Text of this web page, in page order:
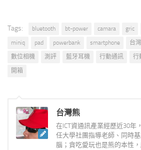
Tags: bluetooth bt-power camara gric
miniq
pad powerbank smartphone 台
數位相機
測評 藍牙耳機 行動通訊 行
開箱
台灣熊
在ICT資通訊產業經歷近30年
任大學社團指導老師、同時
腦；貪吃愛玩也是熊的本性